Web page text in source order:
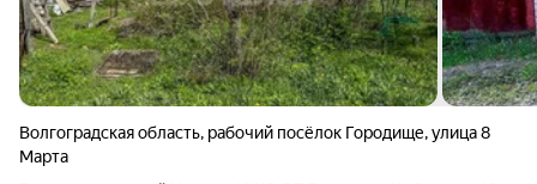
Волгоградская область, рабочий посёлок Городище,улица 8
Марта